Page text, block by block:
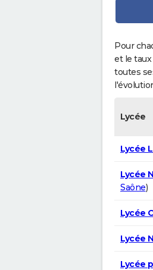
Pour
et le
toutes
Lycée
Lycée
Lycée
Saône)
Lycée
Lycée
Lycée